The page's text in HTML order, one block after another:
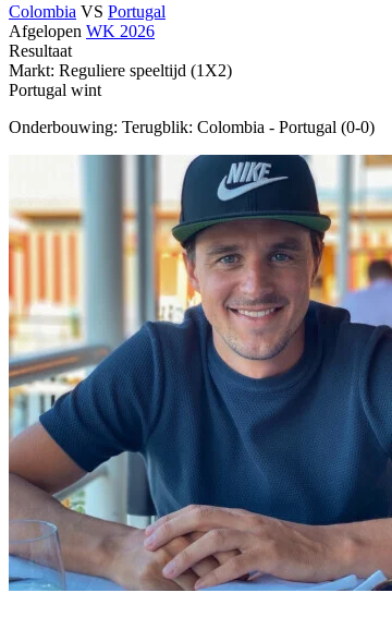
Colombia VS Portugal
Afgelopen WK 2026
Resultaat
Markt: Reguliere speeltijd (1X2)
Portugal wint
Onderbouwing: Terugblik: Colombia - Portugal (0-0)